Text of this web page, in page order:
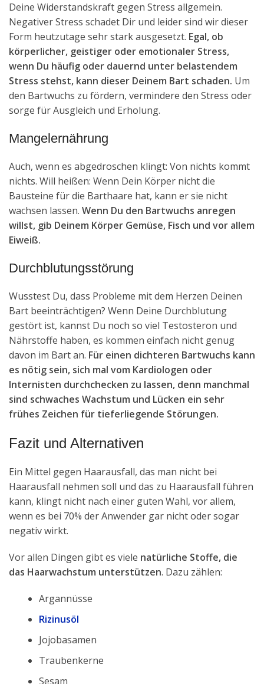
Deine Widerstandskraft gegen Stress allgemein.
Negativer Stress schadet Dir und leider sind wir dieser
Form heutzutage sehr stark ausgesetzt. Egal, ob
körperlicher, geistiger oder emotionaler Stress,
wenn Du häufig oder dauernd unter belastendem
Stress stehst, kann dieser Deinem Bart schaden. Um
den Bartwuchs zu fördern, vermindere den Stress oder
sorge für Ausgleich und Erholung.
Mangelernährung
Auch, wenn es abgedroschen klingt: Von nichts kommt
nichts. Will heißen: Wenn Dein Körper nicht die
Bausteine für die Barthaare hat, kann er sie nicht
wachsen lassen. Wenn Du den Bartwuchs anregen
willst, gib Deinem Körper Gemüse, Fisch und vor allem
Eiweiß.
Durchblutungsstörung
Wusstest Du, dass Probleme mit dem Herzen Deinen
Bart beeinträchtigen? Wenn Deine Durchblutung
gestört ist, kannst Du noch so viel Testosteron und
Nährstoffe haben, es kommen einfach nicht genug
davon im Bart an. Für einen dichteren Bartwuchs kann
es nötig sein, sich mal vom Kardiologen oder
Internisten durchchecken zu lassen, denn manchmal
sind schwaches Wachstum und Lücken ein sehr
frühes Zeichen für tieferliegende Störungen.
Fazit und Alternativen
Ein Mittel gegen Haarausfall, das man nicht bei
Haarausfall nehmen soll und das zu Haarausfall führen
kann, klingt nicht nach einer guten Wahl, vor allem,
wenn es bei 70% der Anwender gar nicht oder sogar
negativ wirkt.
Vor allen Dingen gibt es viele natürliche Stoffe, die
das Haarwachstum unterstützen. Dazu zählen:
Argannüsse
Rizinusöl
Jojobasamen
Traubenkerne
Sesam